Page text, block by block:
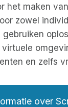
het maken
zowel
gebruiken
virtuele
en zelfs
over